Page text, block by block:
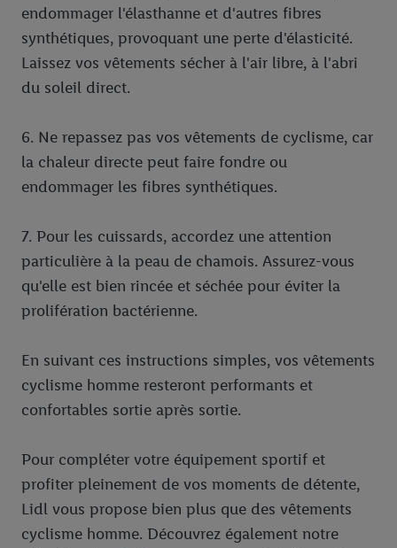
endommager l'élasthanne et d'autres fibres
synthétiques, provoquant une perte d'élasticité.
Laissez vos vêtements sécher à l'air libre, à l'abri
du soleil direct.
6. Ne repassez pas vos vêtements de cyclisme, car
la chaleur directe peut faire fondre ou
endommager les fibres synthétiques.
7. Pour les cuissards, accordez une attention
particulière à la peau de chamois. Assurez-vous
qu'elle est bien rincée et séchée pour éviter la
prolifération bactérienne.
En suivant ces instructions simples, vos vêtements
cyclisme homme resteront performants et
confortables sortie après sortie.
Pour compléter votre équipement sportif et
profiter pleinement de vos moments de détente,
Lidl vous propose bien plus que des vêtements
cyclisme homme. Découvrez également notre